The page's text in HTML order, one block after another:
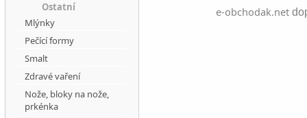
e-obchodak.net
Ostatní
Mlýnky
Pečící formy
Smalt
Zdravé vaření
Nože, bloky na nože,
prkénka